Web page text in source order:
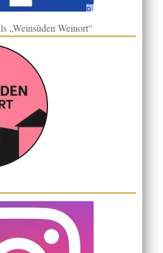
„Weinsüden Weinort“